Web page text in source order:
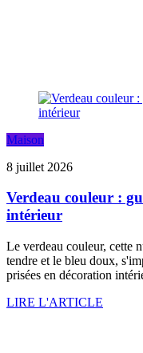
Maison
8 juillet 2026
Verdeau couleur :
intérieur
Le verdeau couleur, cette
tendre et le bleu doux,
prisées en décoration
LIRE L'ARTICLE